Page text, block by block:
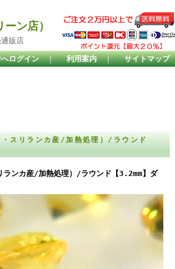
ン店）
販店
ログイン ｜ 利用案内 ｜ サイトマップ
・スリランカ産/加熱処理）/ラウンド
ランカ産/加熱処理）/ラウンド【3.2mm】ダ